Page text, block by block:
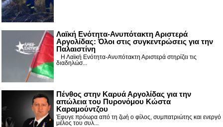
Λαϊκή Ενότητα-Ανυπότακτη Αριστερά
Αργολίδας: Όλοι στις συγκεντρώσεις για την
Παλαιστίνη
Η Λαϊκή Ενότητα-Ανυπότακτη Αριστερά στηρίζει τις
διαδηλώσ...
Πένθος στην Καρυά Αργολίδας για την
απώλεια του Πυρονόμου Κώστα
Καραμούντζου
Έφυγε πρόωρα από τη ζωή ο φίλος, συμπατριώτης και ενεργό
μέλος του συλ...